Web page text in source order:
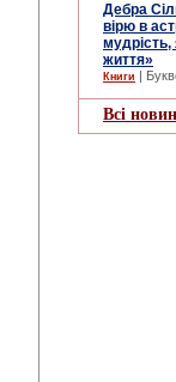
Дебра
вірю в
мудрість,
життя»
Книги |
Всі